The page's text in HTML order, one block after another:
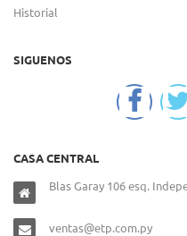
Historial
SIGUENOS
CASA CENTRAL
Blas Garay 106 esq.
ventas@etp.com.py